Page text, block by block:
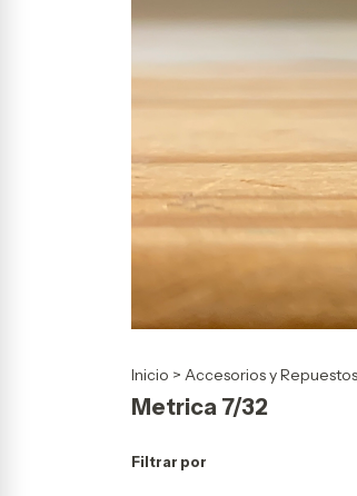
Inicio > Accesorios y Repuestos
Metrica 7/32
Filtrar por